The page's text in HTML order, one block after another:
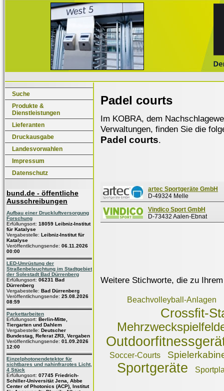
Suche
Produkte &
Dienstleistungen
Lieferanten
Druckausgabe
Landesvorwahlen
Impressum
Datenschutz
bund.de - öffentliche
Ausschreibungen
Aufbau einer Druckluftversorgung
Forschung
Erfüllungsort: 18059 Leibniz-Institut
für Katalyse
Vergabestelle: Leibniz-Institut für
Katalyse
Veröffentlichungsende: 06.11.2026
00:00
LED-Umrüstung der
Straßenbeleuchtung im Stadtgebiet
der Solestadt Bad Dürrenberg
Erfüllungsort: 06231 Bad
Dürrenberg
Vergabestelle: Bad Dürrenberg
Veröffentlichungsende: 25.08.2026
08:59
Parkettarbeiten
Erfüllungsort: Berlin-Mitte,
Tiergarten und Dahlem
Vergabestelle: Deutscher
Bundestag, Referat ZR3, Vergaben
Veröffentlichungsende: 01.09.2026
12:00
Einzelphotonendetektor für
sichtbares und nahinfrarotes Licht,
4 Stück
Erfüllungsort: 07745 Friedrich-
Schiller-Universität Jena, Abbe
Center of Photonics (ACP), Institut
Padel courts
Im KOBRA, dem
Verwaltungen, finden Sie die
Padel courts.
artec Sportgeräte GmbH
D-49324 Melle
Vindico Sport GmbH
D-73432 Aalen-Ebnat
Weitere Stichworte, die zu
Beachvolleyball-Anlagen
Crossfit-
Soccer-Courts
Sportgeräte